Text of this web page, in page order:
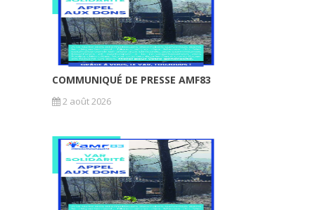
COMMUNIQUÉ DE PRESSE AMF83
2 août 2026